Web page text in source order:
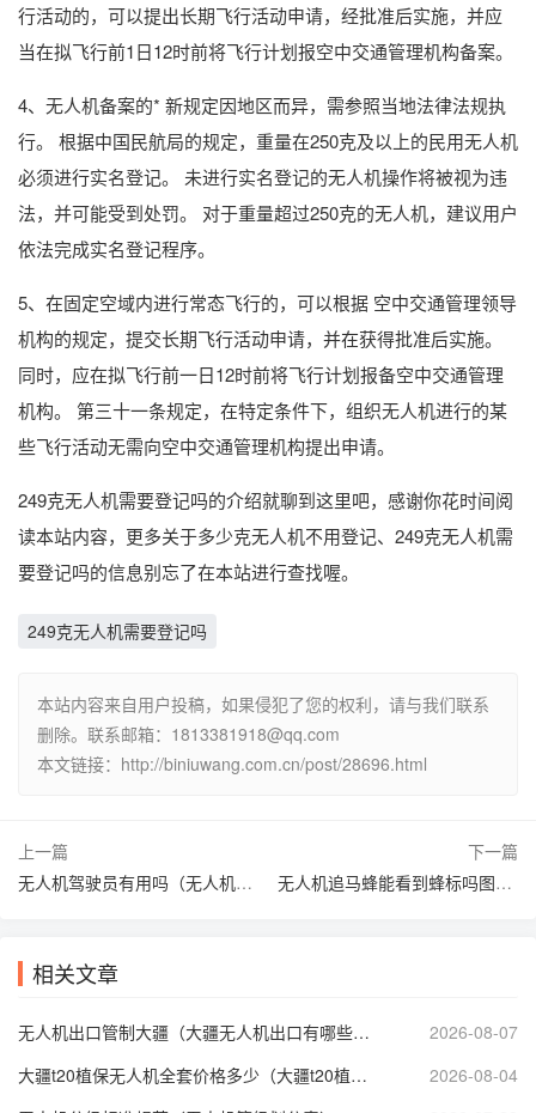
行活动的，可以提出长期飞行活动申请，经批准后实施，并应
当在拟飞行前1日12时前将飞行计划报空中交通管理机构备案。
4、无人机备案的* 新规定因地区而异，需参照当地法律法规执
行。 根据中国民航局的规定，重量在250克及以上的民用无人机
必须进行实名登记。 未进行实名登记的无人机操作将被视为违
法，并可能受到处罚。 对于重量超过250克的无人机，建议用户
依法完成实名登记程序。
5、在固定空域内进行常态飞行的，可以根据 空中交通管理领导
机构的规定，提交长期飞行活动申请，并在获得批准后实施。
同时，应在拟飞行前一日12时前将飞行计划报备空中交通管理
机构。 第三十一条规定，在特定条件下，组织无人机进行的某
些飞行活动无需向空中交通管理机构提出申请。
249克无人机需要登记吗的介绍就聊到这里吧，感谢你花时间阅
读本站内容，更多关于多少克无人机不用登记、249克无人机需
要登记吗的信息别忘了在本站进行查找喔。
249克无人机需要登记吗
本站内容来自用户投稿，如果侵犯了您的权利，请与我们联系
删除。联系邮箱：1813381918@qq.com
本文链接：http://biniuwang.com.cn/post/28696.html
上一篇
无人机驾驶员有用吗（无人机驾驶员证有用吗）
下一篇
无人机追马蜂能看到蜂标吗图片（无人机追马蜂能看到蜂标吗图片）
相关文章
无人机出口管制大疆（大疆无人机出口有哪些管制）
2026-08-07
大疆t20植保无人机全套价格多少（大疆t20植保无人机技术参数）
2026-08-04